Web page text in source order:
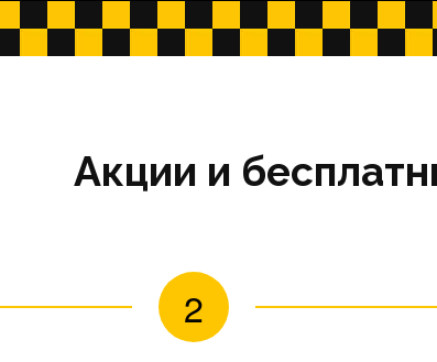
Акции и